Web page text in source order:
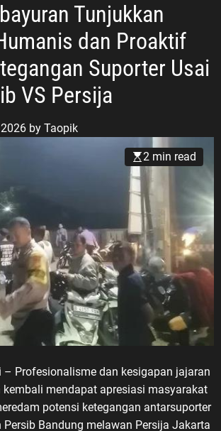
Tunjukkan
dan Proaktif
Suporter Usai
VS Persija
by Taopik
2 min read
– Profesionalisme dan kesigapan jajaran
kembali mendapat apresiasi masyarakat
potensi ketegangan antarsuporter
Bandung melawan Persija Jakarta